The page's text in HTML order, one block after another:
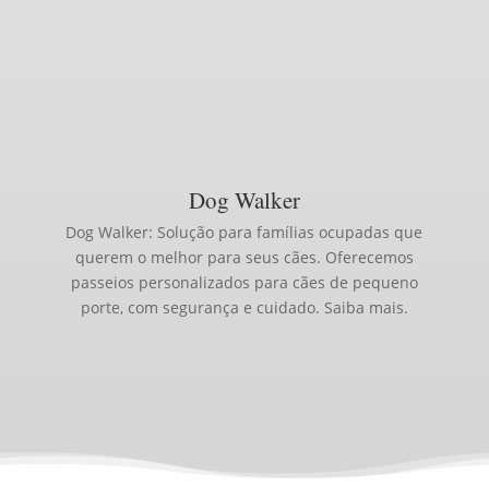
Dog Walker
Dog Walker: Solução para famílias ocupadas que
querem o melhor para seus cães. Oferecemos
passeios personalizados para cães de pequeno
porte, com segurança e cuidado. Saiba mais.